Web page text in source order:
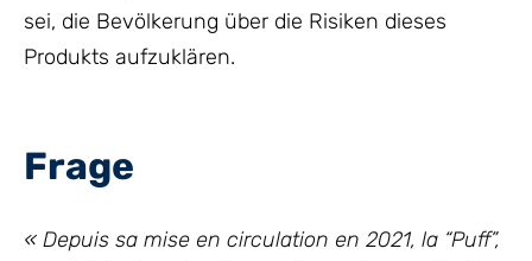
sei, die Bevölkerung über die Risiken dieses
Produkts aufzuklären.
Frage
« Depuis sa mise en circulation en 2021, la “Puff”,